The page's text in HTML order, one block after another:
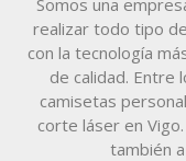
realizar todo tipo
con la tecnología
de calidad. Entre
camisetas
corte láser en
también